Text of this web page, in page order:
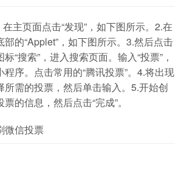
主页面点击“发现”，如下图所示。2.在
的“Applet”，如下图所示。3.然后点击
“搜索”，进入搜索页面。输入“投票”，
序。点击常用的“腾讯投票”。4.将出现
所需的投票，然后单击输入。5.开始创
的信息，然后点击“完成”。
微信投票